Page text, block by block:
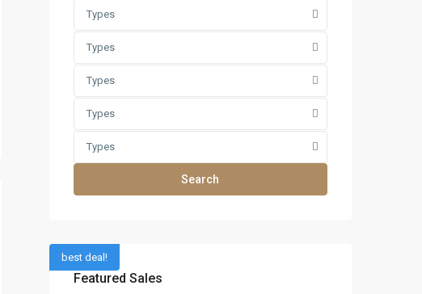
Types
Types
Types
Types
Types
Search
best deal!
Featured Sales